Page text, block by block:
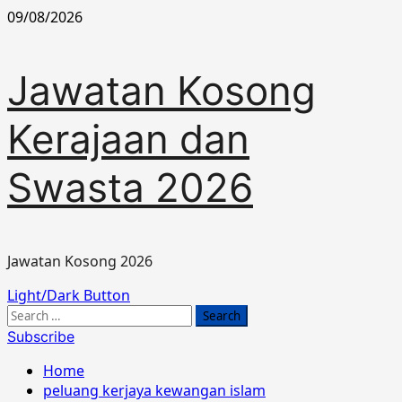
Skip
09/08/2026
Jawatan Kosong
Kerajaan dan
Swasta 2026
Jawatan Kosong 2026
Primary
Menu
Light/Dark Button
Search
for:
Subscribe
Home
peluang kerjaya kewangan islam